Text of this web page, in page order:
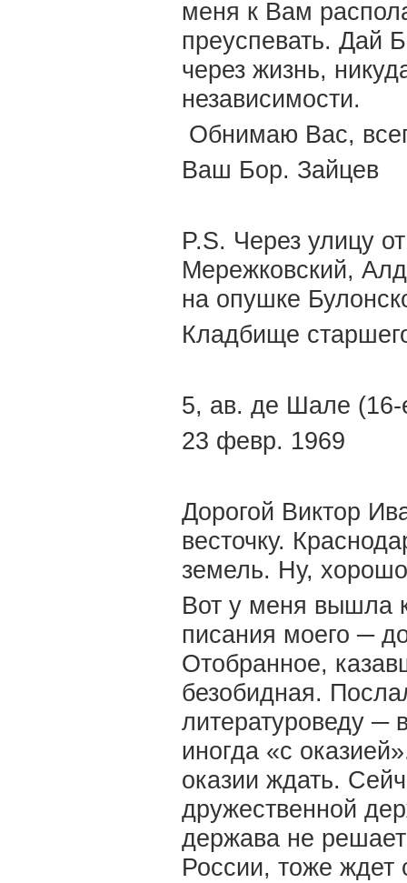
меня к Вам
преуспевать. Дай
через жизнь,
независимости.
Обнимаю Вас,
Ваш Бор. Зайцев
P.S. Через улицу
Мережковский,
на опушке
Кладбище
5, ав. де Шале (16-
23 февр. 1969
Дорогой Виктор
весточку.
земель. Ну,
Вот у меня вышла
писания моего ─
Отобранное,
безобидная.
литературоведу ─
иногда «с
оказии ждать.
дружественной
держава не
России, тоже ждет